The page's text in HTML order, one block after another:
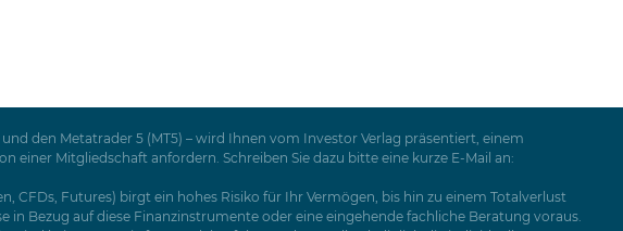
den Metatrader 5 (MT5) – wird Ihnen vom Investor Verlag präsentiert, einem
einer Mitgliedschaft anfordern. Schreiben Sie dazu bitte eine kurze E-Mail an:
Futures) birgt ein hohes Risiko für Ihr Vermögen, bis hin zu einem Totalverlust
Bezug auf diese Finanzinstrumente oder eine eingehende fachliche Beratung voraus.